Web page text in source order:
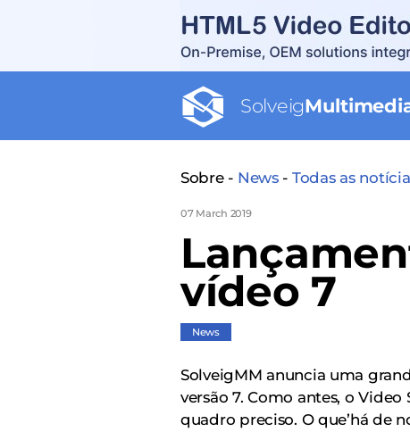
Solveig
Sobre - News- Todas as
07 March 2019
vídeo 7
News
SolveigMM anuncia uma
versão 7. Como antes, o
quadro preciso. O que’há de